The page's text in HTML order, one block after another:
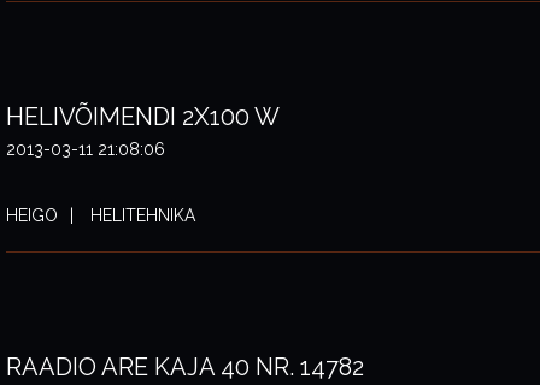
HELIVÕIMENDI 2X100 W
2013-03-11 21:08:06
HEIGO HELITEHNIKA
RAADIO ARE KAJA 40 NR. 14782